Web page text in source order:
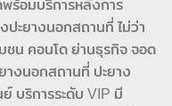
พร้อมบริการหลังการ
ปะยางนอกสถานที่ ไม่ว่า
ชน คอนโด ย่านธุรกิจ จอด
างนอกสถานที่ ปะยาง
บริการระดับ VIP มี